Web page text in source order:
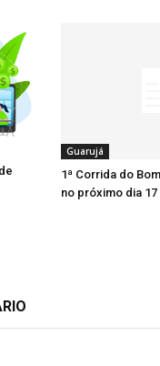
Guarujá
1ª Corrida do
no próximo dia 17